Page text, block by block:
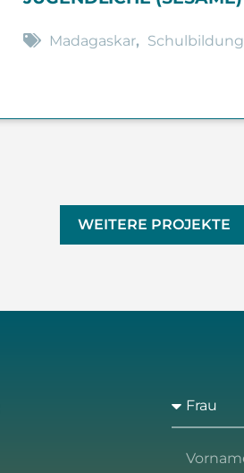
Madagaskar, Schulbildung
WEITERE PROJEKTE